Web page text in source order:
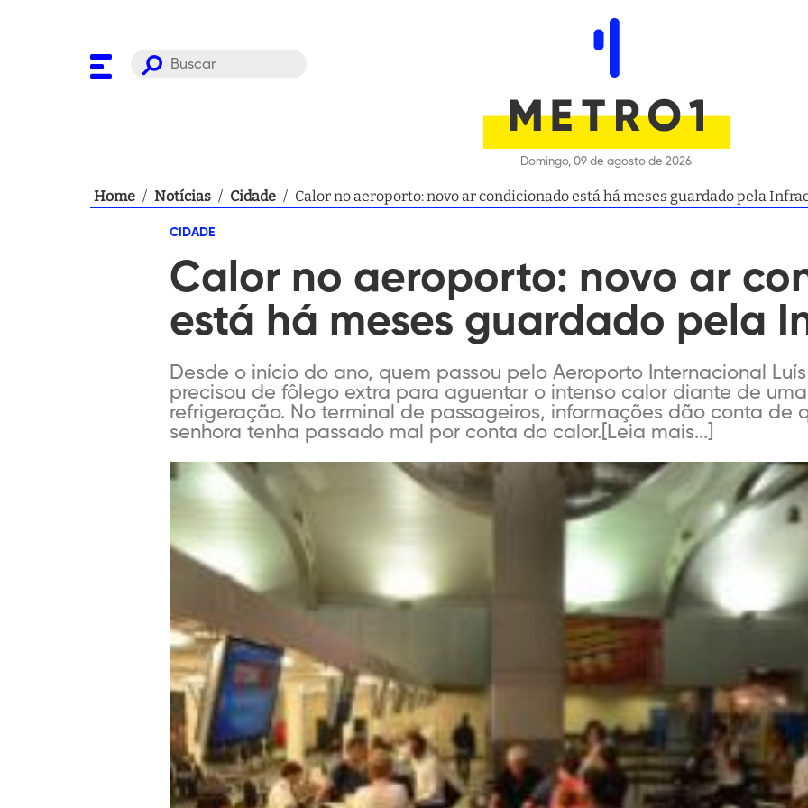
Domingo, 09 de agosto de 2026
Home / Notícias / Cidade / Calor no aeroporto: novo ar condicionado está há meses guardado pela
CIDADE
Calor no aeroporto: novo ar
está há meses guardado pela
Desde o início do ano, quem passou pelo Aeroporto Internacional
precisou de fôlego extra para aguentar o intenso calor diante de
refrigeração. No terminal de passageiros, informações dão conta de
senhora tenha passado mal por conta do calor.[Leia mais...]